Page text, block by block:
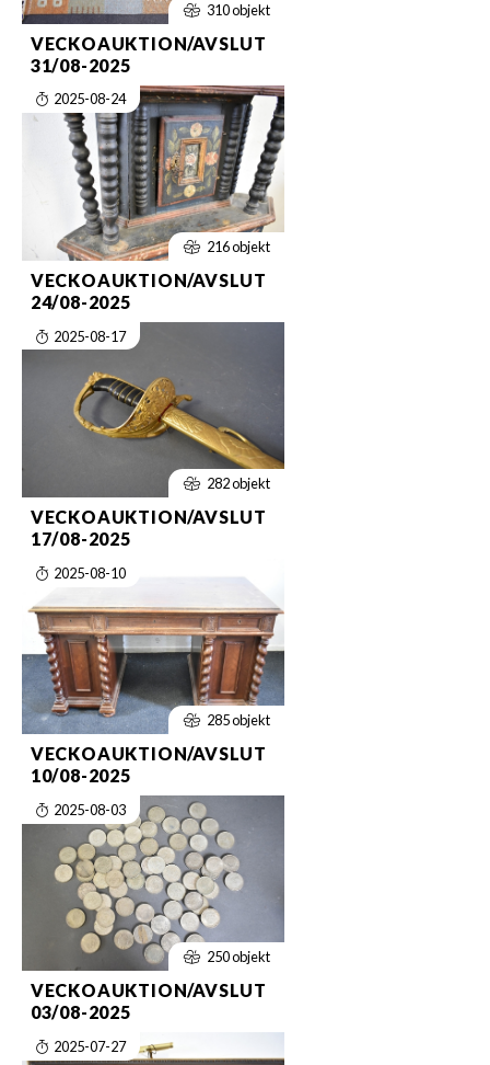
310 objekt
VECKOAUKTION/AVSLUT
31/08-2025
2025-08-24
216 objekt
VECKOAUKTION/AVSLUT
24/08-2025
2025-08-17
282 objekt
VECKOAUKTION/AVSLUT
17/08-2025
2025-08-10
285 objekt
VECKOAUKTION/AVSLUT
10/08-2025
2025-08-03
250 objekt
VECKOAUKTION/AVSLUT
03/08-2025
2025-07-27